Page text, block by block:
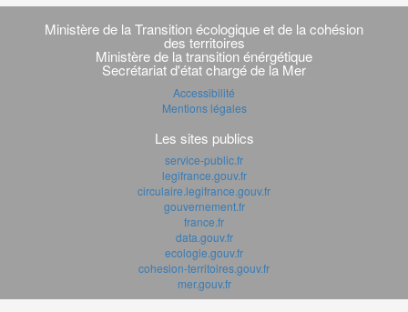
Navigation
transverse
Ministère de la Transition écologique et de la cohésion
des territoires
Ministère de la transition énérgétique
Secrétariat d'état chargé de la Mer
Accessibilité
Mentions légales
Les sites publics
service-public.fr
legifrance.gouv.fr
circulaire.legifrance.gouv.fr
gouvernement.fr
france.fr
data.gouv.fr
ecologie.gouv.fr
cohesion-territoires.gouv.fr
mer.gouv.fr